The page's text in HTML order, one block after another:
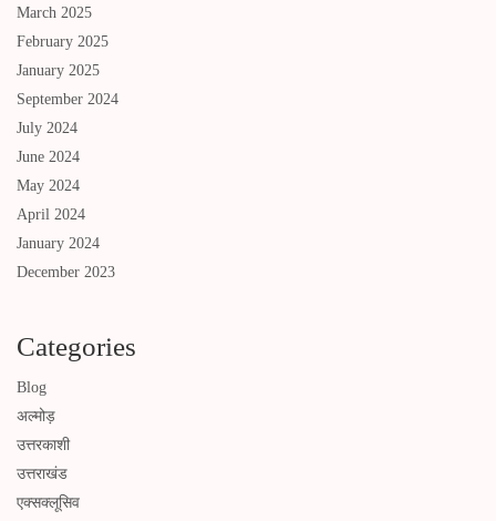
March 2025
February 2025
January 2025
September 2024
July 2024
June 2024
May 2024
April 2024
January 2024
December 2023
Categories
Blog
अल्मोड़
उत्तरकाशी
उत्तराखंड
एक्सक्लूसिव